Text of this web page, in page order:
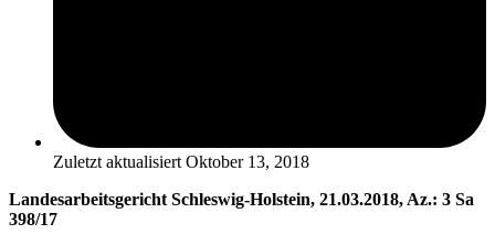
Zuletzt aktualisiert Oktober 13, 2018
Landesarbeitsgericht Schleswig-Holstein, 21.03.2018, Az.: 3 Sa
398/17